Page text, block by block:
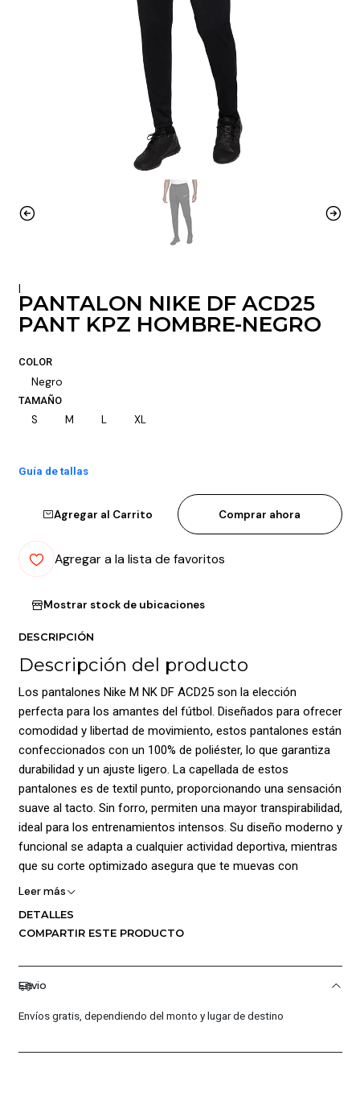
|
PANTALON NIKE DF ACD25
PANT KPZ HOMBRE-NEGRO
COLOR
Negro
TAMAÑO
S M L XL
Guía de tallas
Agregar al Carrito Comprar ahora
Agregar a la lista de favoritos
Mostrar stock de ubicaciones
DESCRIPCIÓN
Descripción del producto
Los pantalones Nike M NK DF ACD25 son la elección
perfecta para los amantes del fútbol. Diseñados para ofrecer
comodidad y libertad de movimiento, estos pantalones están
confeccionados con un 100% de poliéster, lo que garantiza
durabilidad y un ajuste ligero. La capellada de estos
pantalones es de textil punto, proporcionando una sensación
suave al tacto. Sin forro, permiten una mayor transpirabilidad,
ideal para los entrenamientos intensos. Su diseño moderno y
funcional se adapta a cualquier actividad deportiva, mientras
que su corte optimizado asegura que te muevas con
facilidad. Con estos pantalones, estarás listo para dar lo
¡Ventajas de Comprar en Pacific Sport Colombia!:
Calidad Garantizada.
Distribuidores Autorizados.
Confianza Total.
Leer más
DETALLES
COMPARTIR ESTE PRODUCTO
Envio
Envíos gratis, dependiendo del monto y lugar de destino